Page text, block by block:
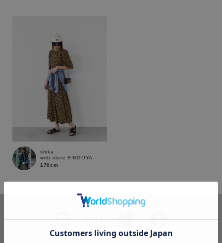
shika
web store BINGOYA
170cm